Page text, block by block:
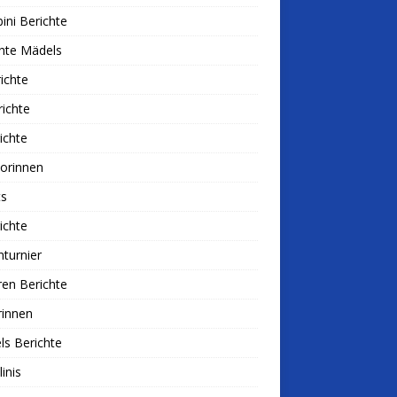
Berichte
Mädels
Berichte
Berichte